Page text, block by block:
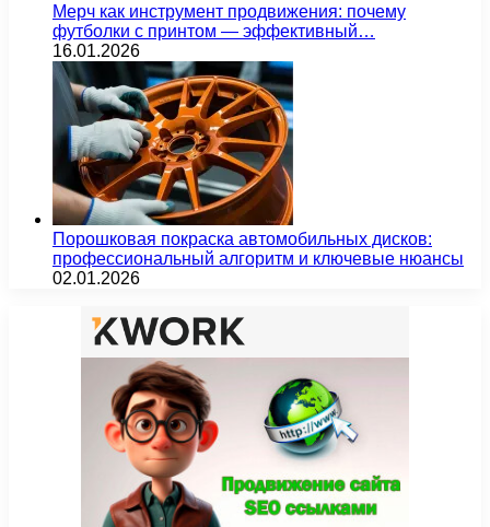
Мерч как инструмент продвижения: почему
футболки с принтом — эффективный…
16.01.2026
Порошковая покраска автомобильных дисков:
профессиональный алгоритм и ключевые нюансы
02.01.2026